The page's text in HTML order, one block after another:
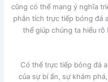
cũng có thể mang ý nghĩa
phân tích trực tiếp bóng đá
thể giúp chúng ta hiểu
Có thể trực tiếp bóng đá
của sự bí ẩn, sự khám